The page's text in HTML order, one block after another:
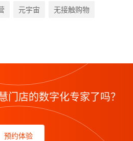
元宇宙
无接触购物
门店的数字化专家了吗？
预约体验